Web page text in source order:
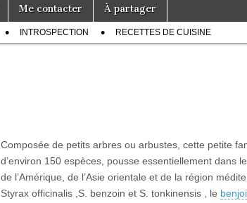
Me contacter À partager
INTROSPECTION RECETTES DE CUISINE
Composée de petits arbres ou arbustes, cette petite
d’environ 150 espèces, pousse essentiellement dans
de l’Amérique, de l’Asie orientale et de la région
Styrax officinalis ,S. benzoin et S. tonkinensis , le